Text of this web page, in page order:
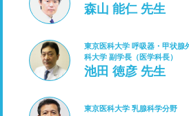
森山 能仁 先生
東京医科大学 呼吸器・甲状腺
科大学 副学長（医学科長）
池田 徳彦 先生
東京医科大学 乳腺科学分野